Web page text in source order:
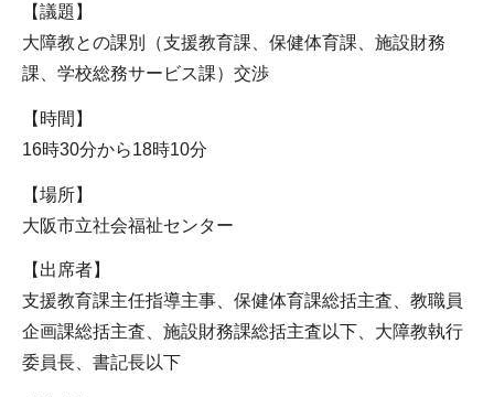
【議題】
大障教との課別（支援教育課、保健体育課、施設財務
課、学校総務サービス課）交渉
【時間】
16時30分から18時10分
【場所】
大阪市立社会福祉センター
【出席者】
支援教育課主任指導主事、保健体育課総括主査、教職員
企画課総括主査、施設財務課総括主査以下、大障教執行
委員長、書記長以下